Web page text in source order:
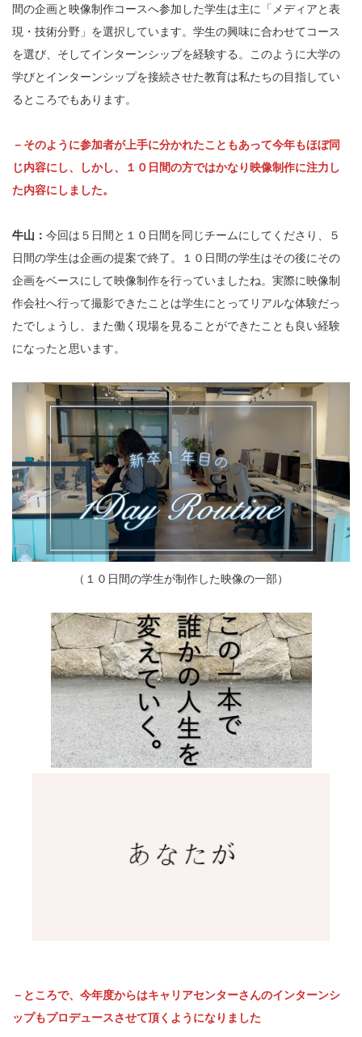
間の企画と映像制作コースへ参加した学生は主に「メディアと表
現・技術分野」を選択しています。学生の興味に合わせてコース
を選び、そしてインターンシップを経験する。このように大学の
学びとインターンシップを接続させた教育は私たちの目指してい
るところでもあります。
－そのように参加者が上手に分かれたこともあって今年もほぼ同
じ内容にし、しかし、１０日間の方ではかなり映像制作に注力し
た内容にしました。
牛山： 今回は５日間と１０日間を同じチームにしてくださり、５
日間の学生は企画の提案で終了。１０日間の学生はその後にその
企画をベースにして映像制作を行っていましたね。実際に映像制
作会社へ行って撮影できたことは学生にとってリアルな体験だっ
たでしょうし、また働く現場を見ることができたことも良い経験
になったと思います。
（１０日間の学生が制作した映像の一部）
－ところで、今年度からはキャリアセンターさんのインターンシ
ップもプロデュースさせて頂くようになりました